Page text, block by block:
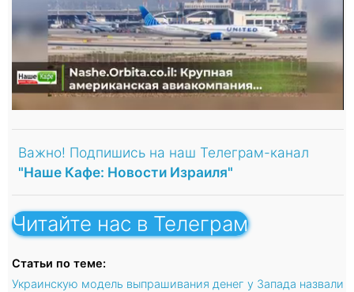
Важно! Подпишись на наш Телеграм-канал
"Наше Кафе: Новости Израиля"
Читайте нас в Телеграм
Статьи по теме:
Украинскую модель выпрашивания денег у Запада назвали